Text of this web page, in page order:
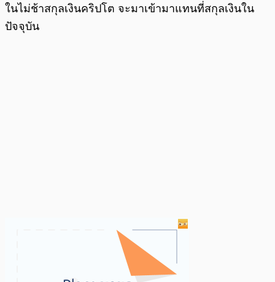
ในไม่ช้าสกุลเงินคริปโต จะมาเข้ามาแทนที่สกุลเงินใน
ปัจจุบัน